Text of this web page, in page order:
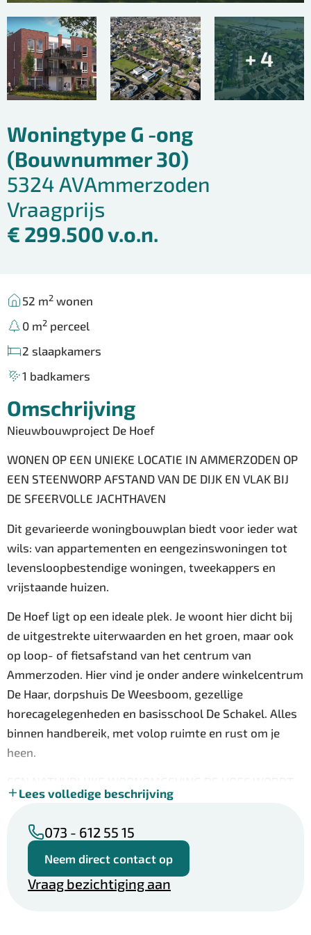
+ 4
Woningtype G -ong
(Bouwnummer 30)
5324 AVAmmerzoden
Vraagprijs
€ 299.500 v.o.n.
52 m2 wonen
0 m2 perceel
2 slaapkamers
1 badkamers
Omschrijving
Nieuwbouwproject De Hoef
WONEN OP EEN UNIEKE LOCATIE IN AMMERZODEN OP
EEN STEENWORP AFSTAND VAN DE DIJK EN VLAK BIJ
DE SFEERVOLLE JACHTHAVEN
Dit gevarieerde woningbouwplan biedt voor ieder wat
wils: van appartementen en eengezinswoningen tot
levensloopbestendige woningen, tweekappers en
vrijstaande huizen.
De Hoef ligt op een ideale plek. Je woont hier dicht bij
de uitgestrekte uiterwaarden en het groen, maar ook
op loop- of fietsafstand van het centrum van
Ammerzoden. Hier vind je onder andere winkelcentrum
De Haar, dorpshuis De Weesboom, gezellige
horecagelegenheden en basisschool De Schakel. Alles
binnen handbereik, met volop ruimte en rust om je
heen.
EEN WIJK MET VOLOP RUIMTE VOOR GROEN EN
Midden in het plan komt een royaal plantsoen met een
speeltuin en bomen. In het hart ligt een wadi. Bij veel
regen komt het regenwater samen in dit lager gelegen
Lees volledige beschrijving
073 - 612 55 15
Neem direct contact op
Vraag bezichtiging aan